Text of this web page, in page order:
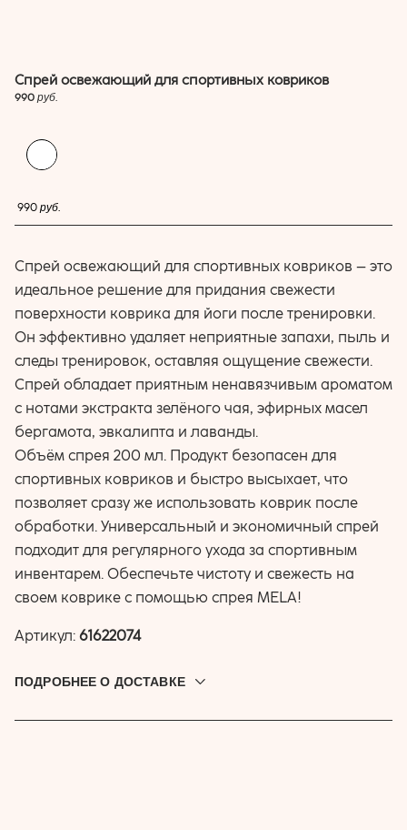
Спрей освежающий для спортивных ковриков
990 руб.
990 руб.
Спрей освежающий для спортивных ковриков – это
идеальное решение для придания свежести
поверхности коврика для йоги после тренировки.
Он эффективно удаляет неприятные запахи, пыль и
следы тренировок, оставляя ощущение свежести.
Спрей обладает приятным ненавязчивым ароматом
с нотами экстракта зелёного чая, эфирных масел
бергамота, эвкалипта и лаванды.
Объём спрея 200 мл. Продукт безопасен для
спортивных ковриков и быстро высыхает, что
позволяет сразу же использовать коврик после
обработки. Универсальный и экономичный спрей
подходит для регулярного ухода за спортивным
инвентарем. Обеспечьте чистоту и свежесть на
своем коврике с помощью спрея MELA!
Артикул: 61622074
ПОДРОБНЕЕ О ДОСТАВКЕ
Доставляем по всей России. Привезём до дверей, в